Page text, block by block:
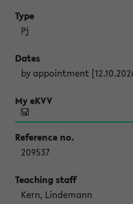
Pj
by appointment
209537
Kern, Lindemann